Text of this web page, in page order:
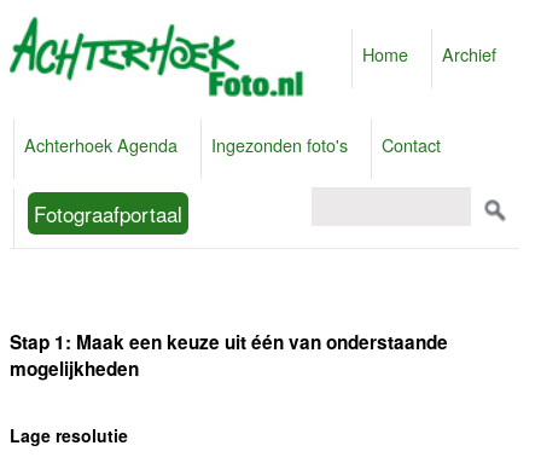
Home Archief
Achterhoek Agenda Ingezonden foto's Contact
Fotograafportaal
Stap 1: Maak een keuze uit één van onderstaande
mogelijkheden
Lage resolutie